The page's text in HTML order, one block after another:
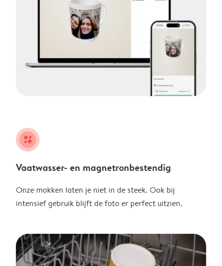
night
Vaatwasser- en magnetronbestendig
Onze mokken laten je niet in de steek. Ook bij
intensief gebruik blijft de foto er perfect uitzien.